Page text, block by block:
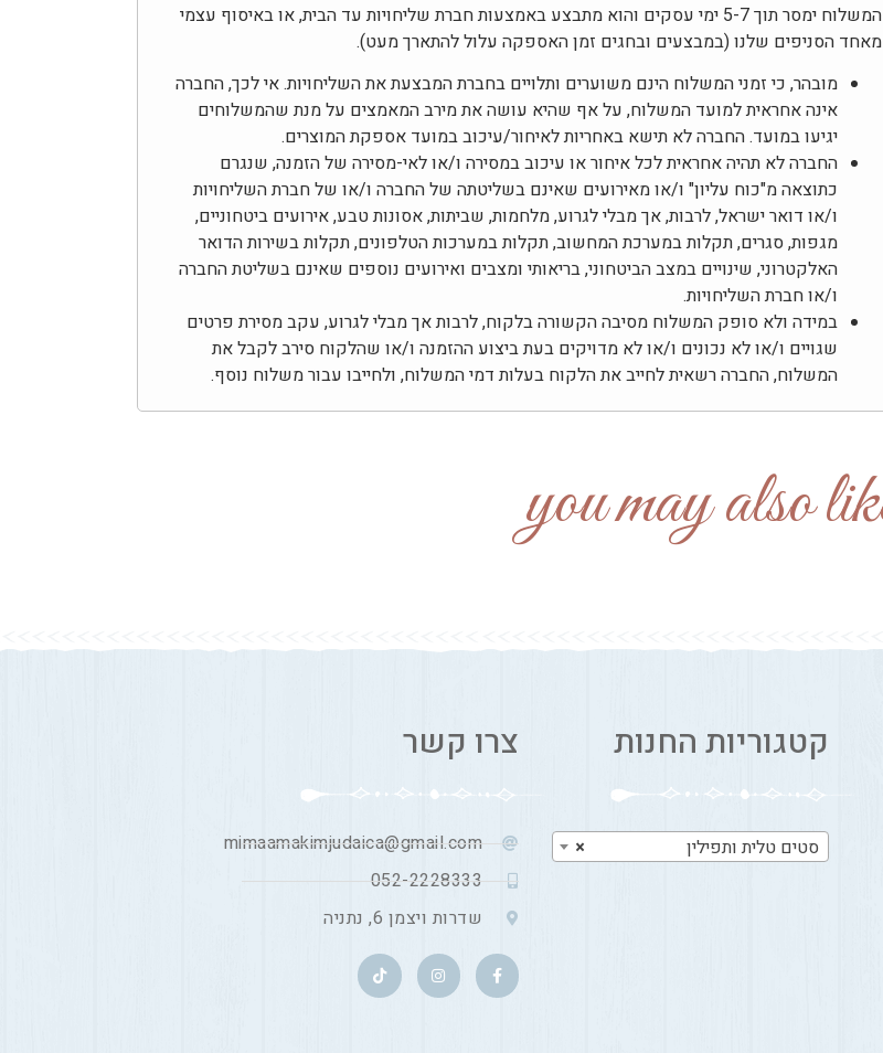
המשלוח ימסר תוך 5-7 ימי עסקים והוא מתבצע באמצעות חברת שליחויות עד הבית, או באיסוף עצמי
מאחד הסניפים שלנו (במבצעים ובחגים זמן האספקה עלול להתארך מעט).
מובהר, כי זמני המשלוח הינם משוערים ותלויים בחברת המבצעת את השליחויות. אי לכך, החברה
אינה אחראית למועד המשלוח, על אף שהיא עושה את מירב המאמצים על מנת שהמשלוחים
יגיעו במועד. החברה לא תישא באחריות לאיחור/עיכוב במועד אספקת המוצרים.
החברה לא תהיה אחראית לכל איחור או עיכוב במסירה ו/או לאי-מסירה של הזמנה, שנגרם
כתוצאה מ"כוח עליון" ו/או מאירועים שאינם בשליטתה של החברה ו/או של חברת השליחויות
ו/או דואר ישראל, לרבות, אך מבלי לגרוע, מלחמות, שביתות, אסונות טבע, אירועים ביטחוניים,
מגפות, סגרים, תקלות במערכת המחשוב, תקלות במערכות הטלפונים, תקלות בשירות הדואר
האלקטרוני, שינויים במצב הביטחוני, בריאותי ומצבים ואירועים נוספים שאינם בשליטת החברה
ו/או חברת השליחויות.
במידה ולא סופק המשלוח מסיבה הקשורה בלקוח, לרבות אך מבלי לגרוע, עקב מסירת פרטים
שגויים ו/או לא נכונים ו/או לא מדויקים בעת ביצוע ההזמנה ו/או שהלקוח סירב לקבל את
המשלוח, החברה רשאית לחייב את הלקוח בעלות דמי המשלוח, ולחייבו עבור משלוח נוסף.
קטגוריות החנות
× סטים טלית ותפילין
צרו קשר
mimaamakimjudaica@gmail.com
052-2228333
שדרות ויצמן 6, נתניה